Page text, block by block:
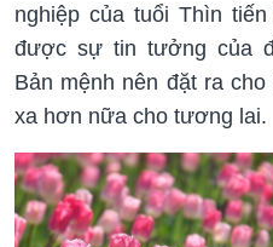
nghiệp của tuổi Thìn
được sự tin tưởng của
Bản mệnh nên đặt ra
xa hơn nữa cho tương lai.